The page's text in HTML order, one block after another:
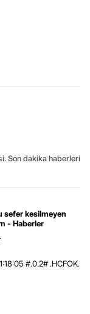
Son dakika haberleri
sefer kesilmeyen
- Haberler
#.0.2# .HCFOK.